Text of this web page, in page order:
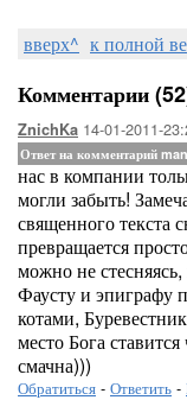
вверх^ к полной
Комментарии
ZnichKa 14-01-2011-
Ответ на комментарий
нас в компании
могли забыть!
священного текста
превращается
можно не
Фаусту и эпиграфу
котами,
место Бога
смачна)))
Обратиться - Ответить -